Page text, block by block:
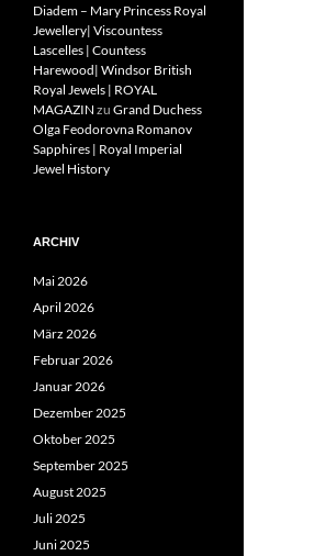
Diadem – Mary Princess Royal
Jewellery| Viscountess
Lascelles | Countess
Harewood| Windsor British
Royal Jewels | ROYAL
MAGAZIN zu Grand Duchess
Olga Feodorovna Romanov
Sapphires | Royal Imperial
Jewel History
ARCHIV
Mai 2026
April 2026
März 2026
Februar 2026
Januar 2026
Dezember 2025
Oktober 2025
September 2025
August 2025
Juli 2025
Juni 2025